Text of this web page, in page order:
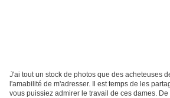
J'ai tout un stock de photos que des acheteuses
l'amabilité de m'adresser. Il est temps de les
vous puissiez admirer le travail de ces dames. De